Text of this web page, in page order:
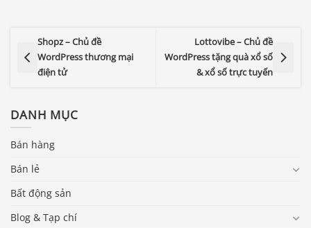
Shopz – Chủ đề
WordPress thương mại
điện tử
Lottovibe – Chủ đề
WordPress tặng quà xổ số
& xổ số trực tuyến
DANH MỤC
Bán hàng
Bán lẻ
Bất động sản
Blog & Tạp chí